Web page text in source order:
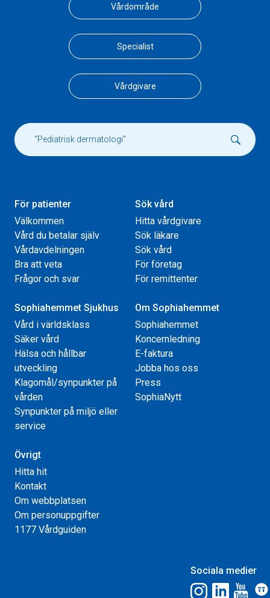
Vårdområde
Specialist
Vårdgivare
För patienter
Välkommen
Vård du betalar själv
Vårdavdelningen
Bra att veta
Frågor och svar
Sök vård
Hitta vårdgivare
Sök läkare
Sök vård
För företag
För remittenter
Sophiahemmet Sjukhus
Vård i världsklass
Säker vård
Hälsa och hållbar
utveckling
Klagomål/synpunkter på
vården
Synpunkter på miljö eller
service
Om Sophiahemmet
Sophiahemmet
Koncernledning
E-faktura
Jobba hos oss
Press
SophiaNytt
Övrigt
Hitta hit
Kontakt
Om webbplatsen
Om personuppgifter
1177 Vårdguiden
Sociala medier